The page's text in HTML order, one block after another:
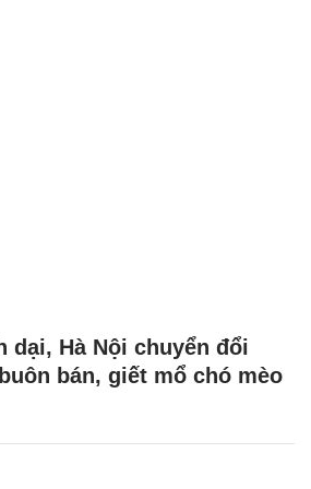
dại, Hà Nội chuyển đổi
bán, giết mổ chó mèo